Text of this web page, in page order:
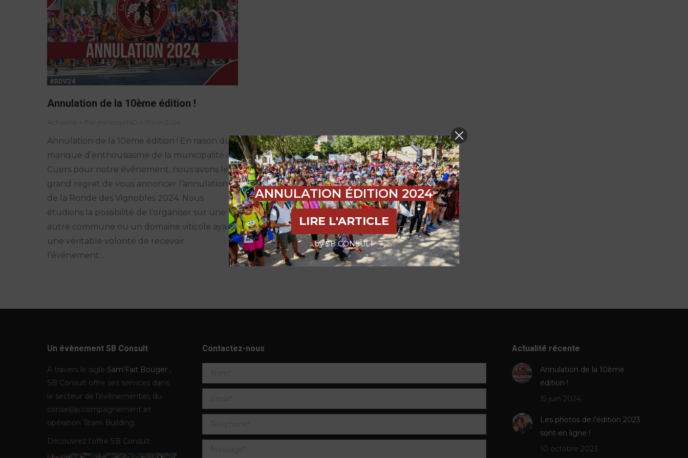
Annulation de la 10ème édition !
Annulation de la 10ème édition ! En raison du
manque d’enthousiasme de la municipalité de
Cuers pour notre événement, nous avons le
grand regret de vous annoncer l’annulation
de la Ronde des Vignobles 2024. Nous
étudions la possibilité de l’organiser sur une
autre commune ou un domaine viticole ayant
une véritable volonté de recevoir
l’événement…
Un évènement SB Consult
À travers le sigle Sam’Fait Bouger ,
SB Consult offre ses services dans
le secteur de l’évènementiel, du
conseil/accompagnement et
opération Team Building.
Découvrez l’offre SB Consult:
Contactez-nous Actualité récente
Annulation de la 10ème
édition !
15 juin 2024
Les photos de l’édition 2023
sont en ligne !
10 octobre 2023
ANNULATION ÉDITION 2024
LIRE L'ARTICLE
by SB CONSULT